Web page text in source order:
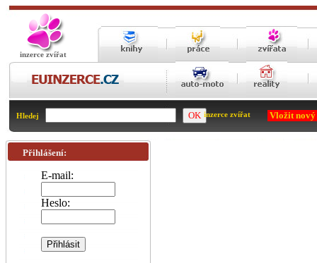
inzerce zvířat
Hledej inzerce zvířat Vložit
Přihlášení:
E-mail:
Heslo: